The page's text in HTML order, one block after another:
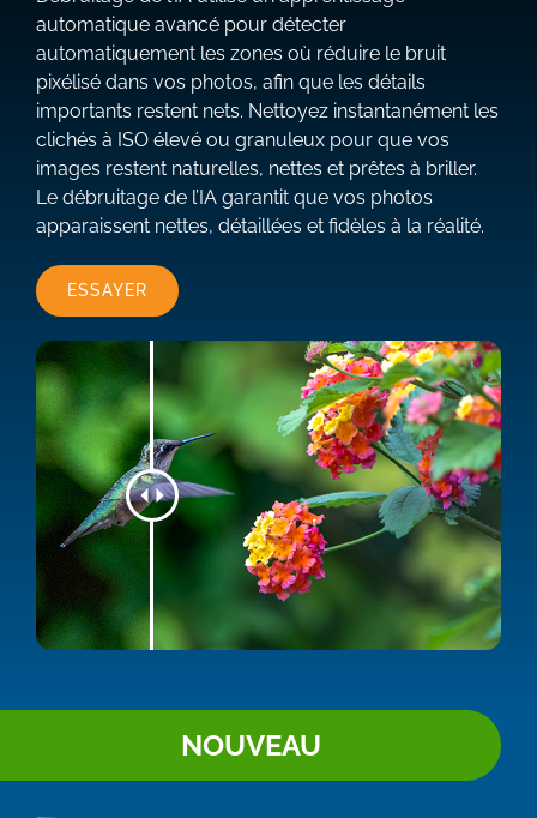
automatique avancé pour détecter
automatiquement les zones où réduire le bruit
pixélisé dans vos photos, afin que les détails
importants restent nets. Nettoyez instantanément les
clichés à ISO élevé ou granuleux pour que vos
images restent naturelles, nettes et prêtes à briller.
Le débruitage de l’IA garantit que vos photos
apparaissent nettes, détaillées et fidèles à la réalité.
ESSAYER
NOUVEAU